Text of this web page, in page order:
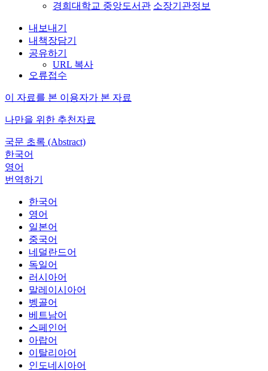
경희대학교 중앙도서관 소장기관정보
내보내기
내책장담기
공유하기
URL 복사
오류접수
이 자료를 본 이용자가 본 자료
나만을 위한 추천자료
국문 초록 (Abstract)
한국어
영어
번역하기
한국어
영어
일본어
중국어
네덜란드어
독일어
러시아어
말레이시아어
벵골어
베트남어
스페인어
아랍어
이탈리아어
인도네시아어